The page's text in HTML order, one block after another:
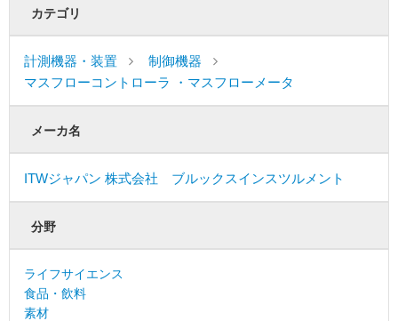
カテゴリ
計測機器・装置
制御機器
マスフローコントローラ ・マスフローメータ
メーカ名
ITWジャパン 株式会社 ブルックスインスツルメント
分野
ライフサイエンス
食品・飲料
素材